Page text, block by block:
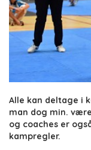
Alle kan deltage i
man dog min.
og coaches er
kampregler.